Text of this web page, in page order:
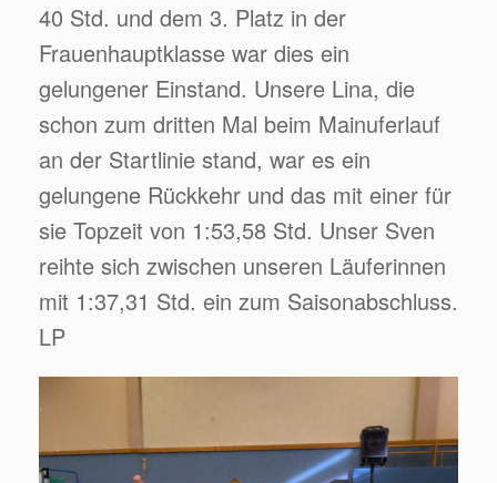
40 Std. und dem 3. Platz in der
Frauenhauptklasse war dies ein
gelungener Einstand. Unsere Lina, die
schon zum dritten Mal beim Mainuferlauf
an der Startlinie stand, war es ein
gelungene Rückkehr und das mit einer für
sie Topzeit von 1:53,58 Std. Unser Sven
reihte sich zwischen unseren Läuferinnen
mit 1:37,31 Std. ein zum Saisonabschluss.
LP